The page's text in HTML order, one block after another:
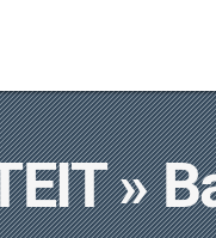
»